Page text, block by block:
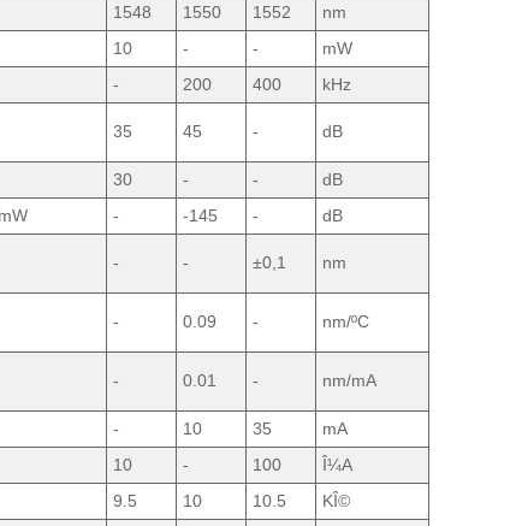
1548 1550 1552
nm
10 - -
mW
- 200 400
kHz
35 45 - dB
30 - -
dB
- -145 -
dB
- - ±0,1 nm
- 0.09 - nm/ºC
- 0.01 - nm/mA
- 10 35
mA
10 - 100
Î¼A
9.5 10 10.5
KÎ©